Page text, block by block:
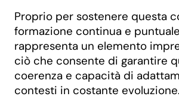
Proprio per sostenere questa
formazione continua e
rappresenta un elemento
ciò che consente di garantire
coerenza e capacità di
contesti in costante evoluzione.